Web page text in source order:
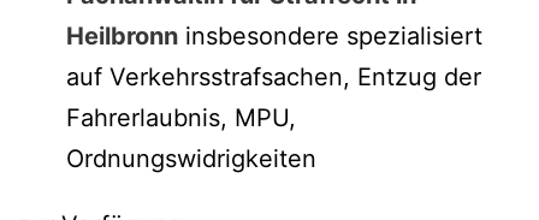
Heilbronn insbesondere spezialisiert
auf Verkehrsstrafsachen, Entzug der
Fahrerlaubnis, MPU,
Ordnungswidrigkeiten